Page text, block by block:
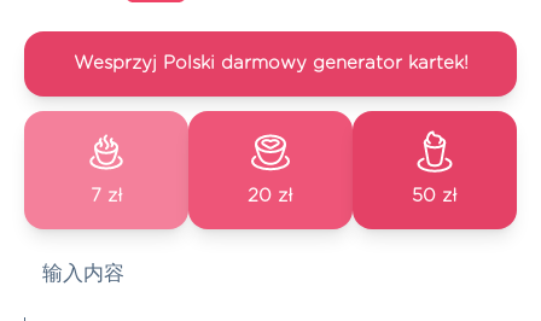
Wesprzyj Polski darmowy generator kartek!
7 zł 20 zł 50 zł
输入内容